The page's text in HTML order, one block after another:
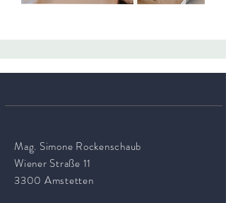
Mag. Simone Rockenschaub
Wiener Straße 11
3300 Amstetten